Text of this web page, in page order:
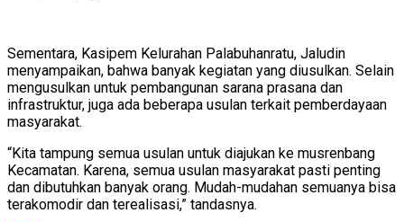
Sementara, Kasipem Kelurahan Palabuhanratu, Jaludin
menyampaikan, bahwa banyak kegiatan yang diusulkan. Selain
mengusulkan untuk pembangunan sarana prasana dan
infrastruktur, juga ada beberapa usulan terkait pemberdayaan
masyarakat.
“Kita tampung semua usulan untuk diajukan ke musrenbang
Kecamatan. Karena, semua usulan masyarakat pasti penting
dan dibutuhkan banyak orang. Mudah-mudahan semuanya bisa
terakomodir dan terealisasi,” tandasnya.